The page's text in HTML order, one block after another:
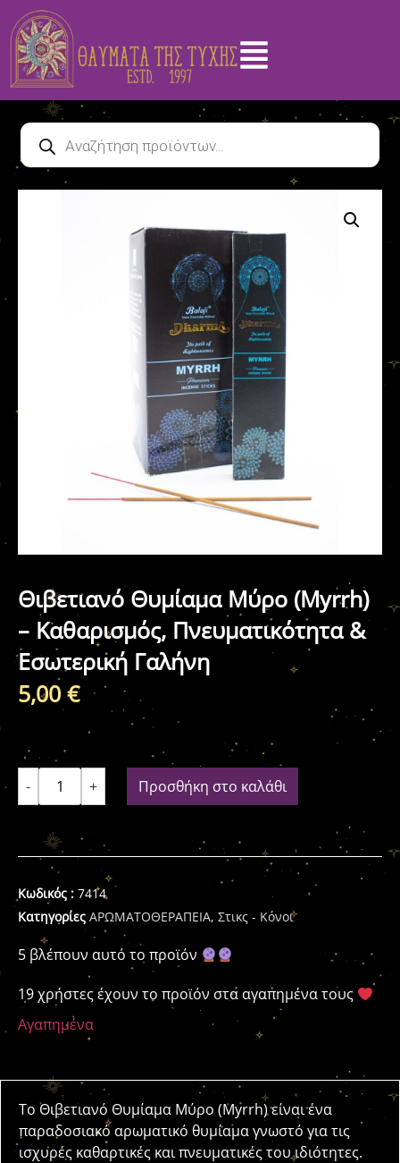
Θιβετιανό Θυμίαμα Μύρο (Myrrh)
– Καθαρισμός, Πνευματικότητα &
Εσωτερική Γαλήνη
5,00 €
- + Προσθήκη στο καλάθι
Κωδικός : 7414
Κατηγορίες ΑΡΩΜΑΤΟΘΕΡΑΠΕΙΑ, Στικς - Κόνοι
5 βλέπουν αυτό το προϊόν
19 χρήστες έχουν το προϊόν στα αγαπημένα τους
Αγαπημένα
Το Θιβετιανό Θυμίαμα Μύρο (Myrrh) είναι ένα
παραδοσιακό αρωματικό θυμίαμα γνωστό για τις
ισχυρές καθαρτικές και πνευματικές του ιδιότητες.